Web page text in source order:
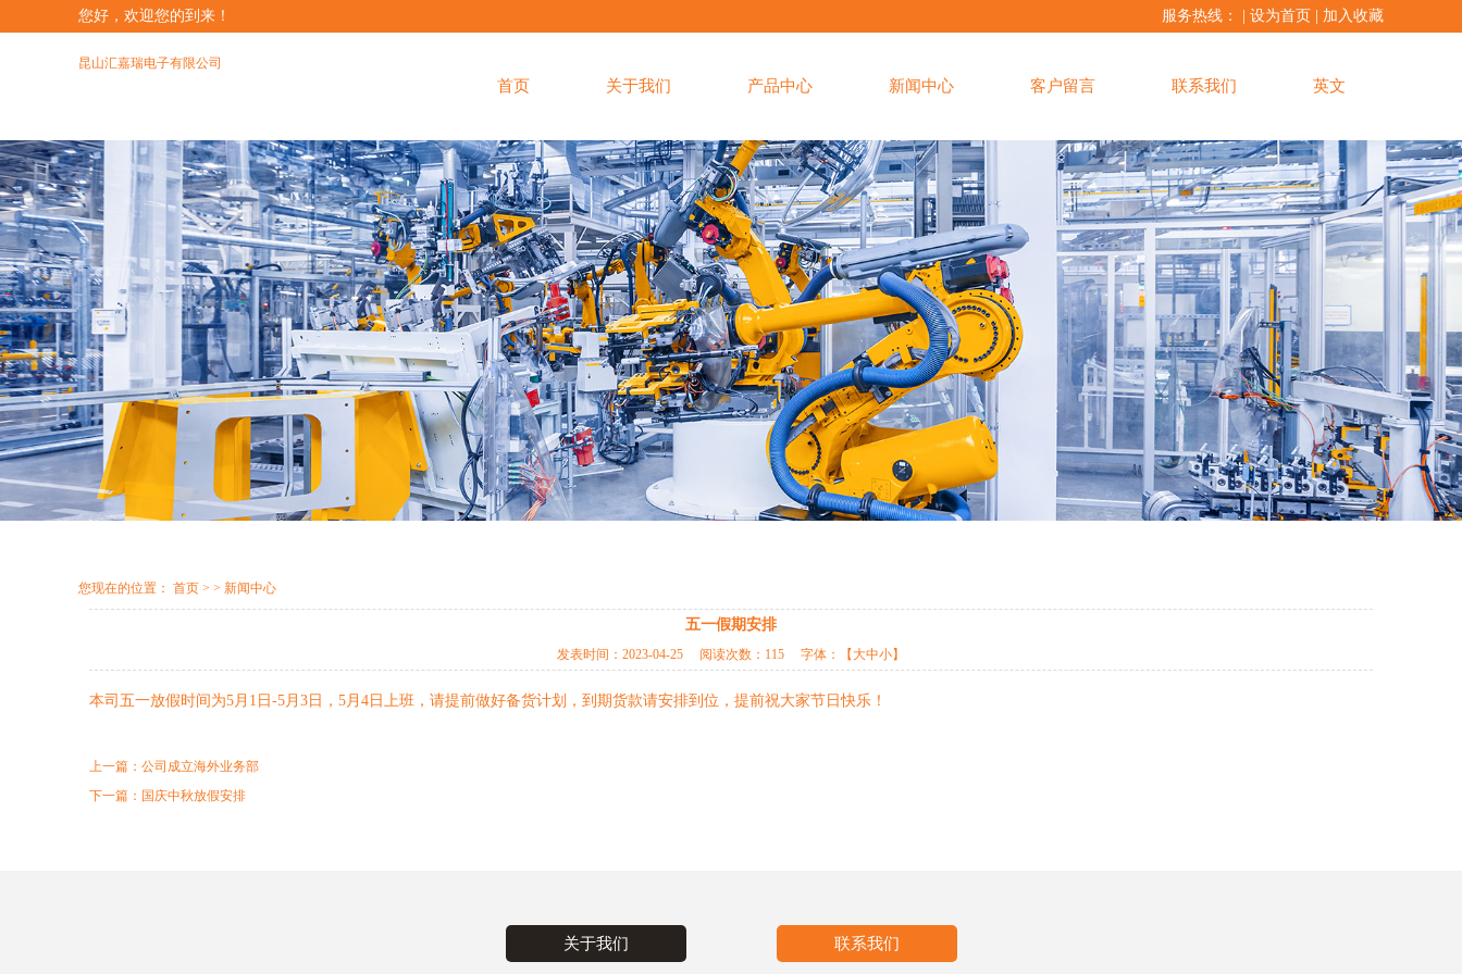
您好，欢迎您的到来！ 服务热线： | 设为首页 加入收藏
昆山汇嘉瑞电子有限公司
首页 关于我们 产品中心 新闻中心 客户留言 联系我们 英文
您现在的位置： 首页 > > 新闻中心
五一假期安排
发表时间： 2023-04-25 阅读次数： 115 字体：【 大中小】
本司五一放假时间为5月1日-5月3日，5月4日上班，请提前做好备货计划，到期货款请安排到位，提前祝大家节日快乐！
上一篇： 公司成立海外业务部
下一篇： 国庆中秋放假安排
关于我们 联系我们